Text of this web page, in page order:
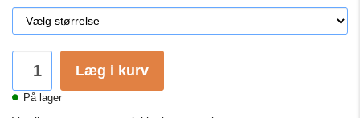
Læg i kurv
På lager